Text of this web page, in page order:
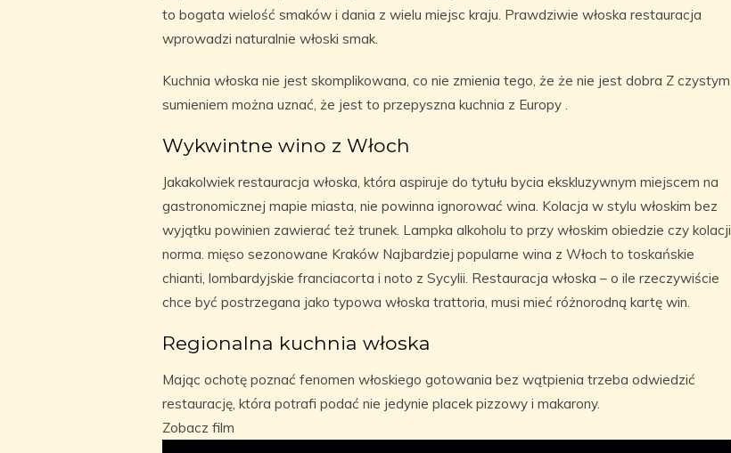
to bogata wielość smaków i dania z wielu miejsc kraju. Prawdziwie włoska restauracja
wprowadzi naturalnie włoski smak.
Kuchnia włoska nie jest skomplikowana, co nie zmienia tego, że że nie jest dobra Z czystym
sumieniem można uznać, że jest to przepyszna kuchnia z Europy .
Wykwintne wino z Włoch
Jakakolwiek restauracja włoska, która aspiruje do tytułu bycia ekskluzywnym miejscem na
gastronomicznej mapie miasta, nie powinna ignorować wina. Kolacja w stylu włoskim bez
wyjątku powinien zawierać też trunek. Lampka alkoholu to przy włoskim obiedzie czy kolacji
norma. mięso sezonowane Kraków Najbardziej popularne wina z Włoch to toskańskie
chianti, lombardyjskie franciacorta i noto z Sycylii. Restauracja włoska – o ile rzeczywiście
chce być postrzegana jako typowa włoska trattoria, musi mieć różnorodną kartę win.
Regionalna kuchnia włoska
Mając ochotę poznać fenomen włoskiego gotowania bez wątpienia trzeba odwiedzić
restaurację, która potrafi podać nie jedynie placek pizzowy i makarony.
Zobacz film